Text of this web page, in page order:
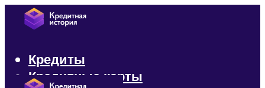
Кредиты
Кредитные карты